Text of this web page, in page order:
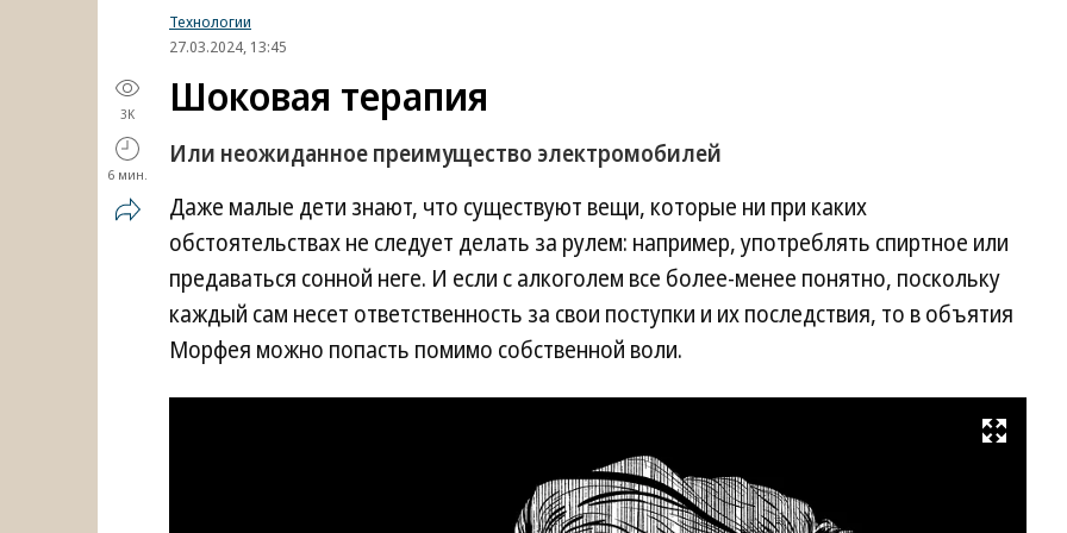
Технологии
27.03.2024, 13:45
3K
6 мин.
Шоковая терапия
Или неожиданное преимущество электромобилей
Даже малые дети знают, что существуют вещи, которые ни при каких
обстоятельствах не следует делать за рулем: например, употреблять спиртное или
предаваться сонной неге. И если с алкоголем все более-менее понятно, поскольку
каждый сам несет ответственность за свои поступки и их последствия, то в объятия
Морфея можно попасть помимо собственной воли.
Развернуть на весь экран